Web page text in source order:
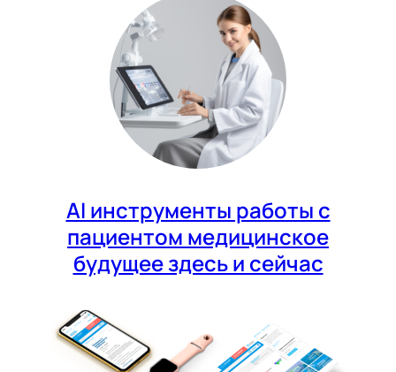
AI инструменты работы с
пациентом медицинское
будущее здесь и сейчас